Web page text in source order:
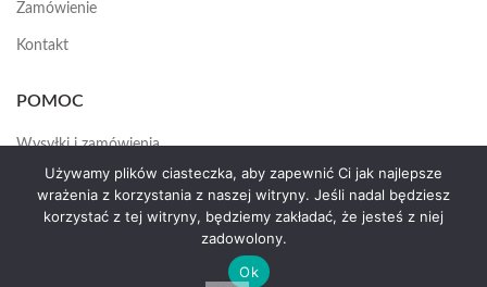
Zamówienie
Kontakt
POMOC
Wysyłki i zamówienia
Jak założyć konto
HEMAS.PL 2025
Używamy plików ciasteczka, aby zapewnić Ci jak najlepsze
wrażenia z korzystania z naszej witryny. Jeśli nadal będziesz
korzystać z tej witryny, będziemy zakładać, że jesteś z niej
zadowolony.
Ok